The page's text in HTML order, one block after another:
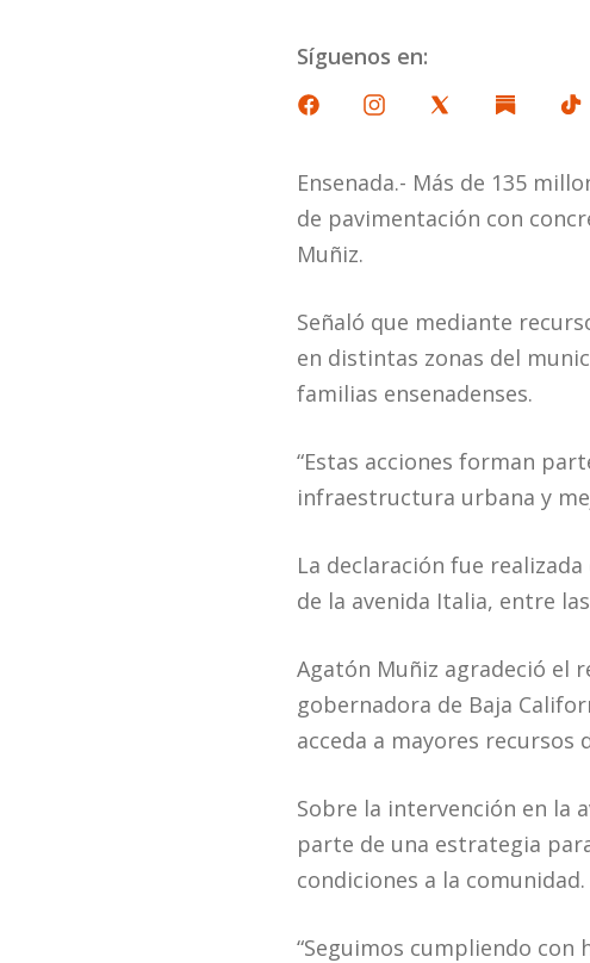
Síguenos en:
Ensenada.- Más de 135
de pavimentación con
Muñiz.
Señaló que mediante
en distintas zonas del
familias ensenadenses.
“Estas acciones forman
infraestructura urbana y
La declaración fue
de la avenida Italia, entre
Agatón Muñiz agradeció el
gobernadora de Baja
acceda a mayores recursos
Sobre la intervención en la
parte de una estrategia
condiciones a la comunidad.
“Seguimos cumpliendo con